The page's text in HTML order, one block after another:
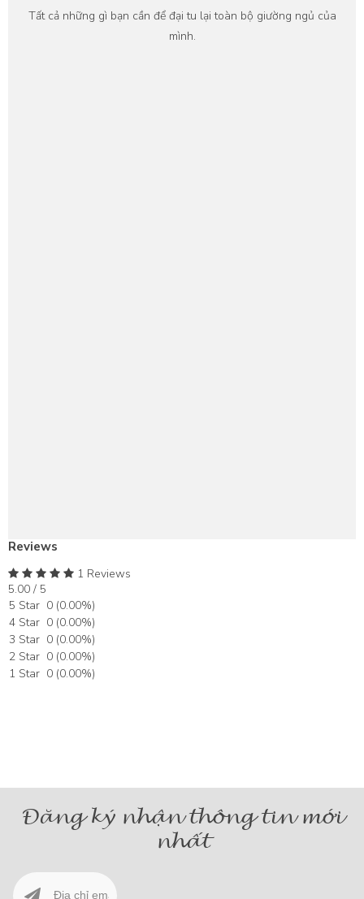
Tất cả những gì bạn cần để đại tu lại toàn bộ giường ngủ của
mình.
Reviews
1 Reviews
5.00 / 5
5 Star 0 (0.00%)
4 Star 0 (0.00%)
3 Star 0 (0.00%)
2 Star 0 (0.00%)
1 Star 0 (0.00%)
Đăng ký nhận thông tin mới
nhất